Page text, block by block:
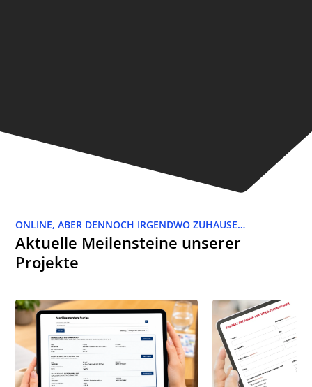
ONLINE, ABER DENNOCH IRGENDWO ZUHAUSE…
Aktuelle Meilensteine unserer
Projekte